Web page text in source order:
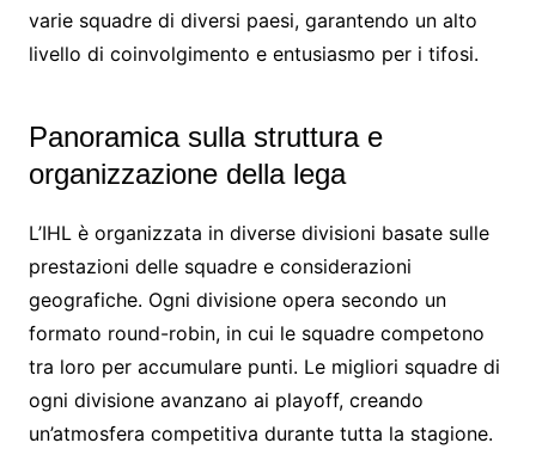
varie squadre di diversi paesi, garantendo un alto
livello di coinvolgimento e entusiasmo per i tifosi.
Panoramica sulla struttura e
organizzazione della lega
L’IHL è organizzata in diverse divisioni basate sulle
prestazioni delle squadre e considerazioni
geografiche. Ogni divisione opera secondo un
formato round-robin, in cui le squadre competono
tra loro per accumulare punti. Le migliori squadre di
ogni divisione avanzano ai playoff, creando
un’atmosfera competitiva durante tutta la stagione.